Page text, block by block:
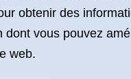
obtenir des
dont vous pouvez
web.